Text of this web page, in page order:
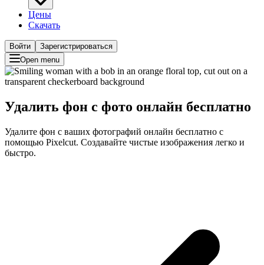
Цены
Скачать
Войти
Зарегистрироваться
Open menu
Удалить фон с фото онлайн бесплатно
Удалите фон с ваших фотографий онлайн бесплатно с
помощью Pixelcut. Создавайте чистые изображения легко и
быстро.